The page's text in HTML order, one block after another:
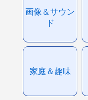
画像＆サウン
ド
家庭＆趣味